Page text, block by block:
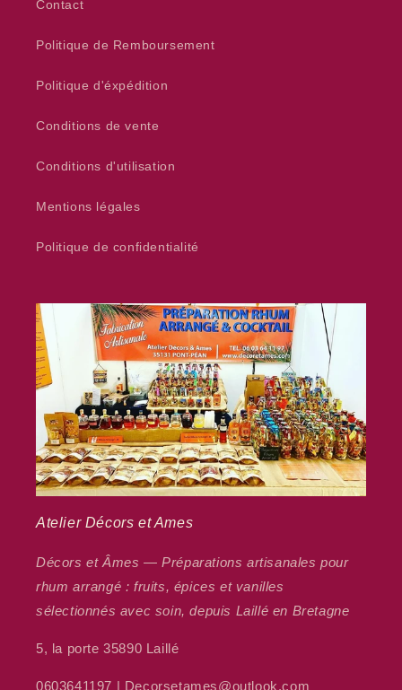
Contact
Politique de Remboursement
Politique d'éxpédition
Conditions de vente
Conditions d'utilisation
Mentions légales
Politique de confidentialité
Atelier Décors et Ames
Décors et Âmes — Préparations artisanales pour
rhum arrangé : fruits, épices et vanilles
sélectionnés avec soin, depuis Laillé en Bretagne
5, la porte 35890 Laillé
0603641197 | Decorsetames@outlook.com